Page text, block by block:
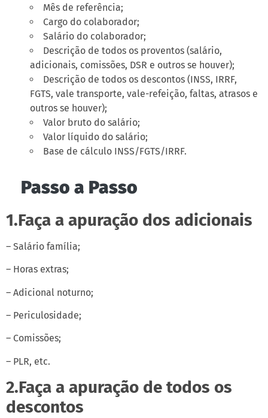
Mês de referência;
Cargo do colaborador;
Salário do colaborador;
Descrição de todos os proventos (salário,
adicionais, comissões, DSR e outros se houver);
Descrição de todos os descontos (INSS, IRRF,
FGTS, vale transporte, vale-refeição, faltas, atrasos e
outros se houver);
Valor bruto do salário;
Valor líquido do salário;
Base de cálculo INSS/FGTS/IRRF.
Passo a Passo
1.Faça a apuração dos adicionais
– Salário família;
– Horas extras;
– Adicional noturno;
– Periculosidade;
– Comissões;
– PLR, etc.
2.Faça a apuração de todos os
descontos